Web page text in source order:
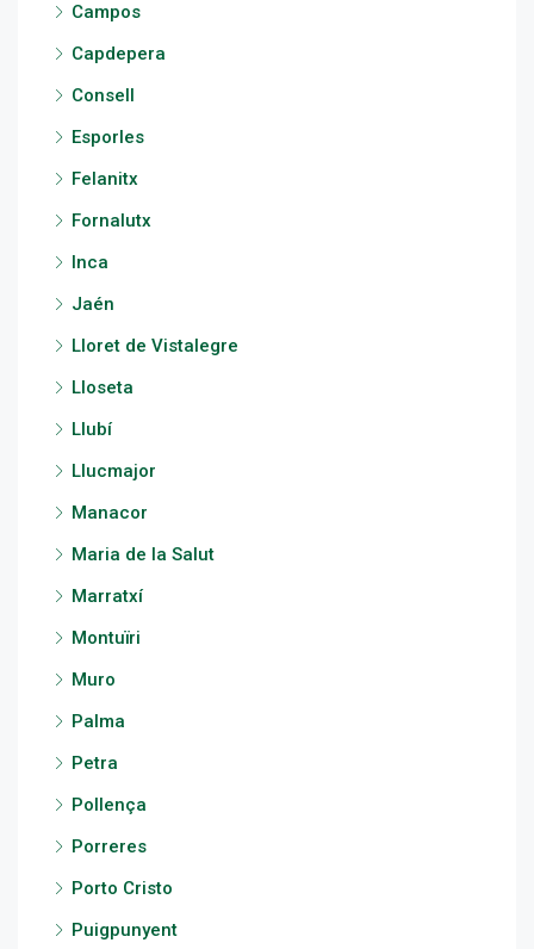
Campos
Capdepera
Consell
Esporles
Felanitx
Fornalutx
Inca
Jaén
Lloret de Vistalegre
Lloseta
Llubí
Llucmajor
Manacor
Maria de la Salut
Marratxí
Montuïri
Muro
Palma
Petra
Pollença
Porreres
Porto Cristo
Puigpunyent